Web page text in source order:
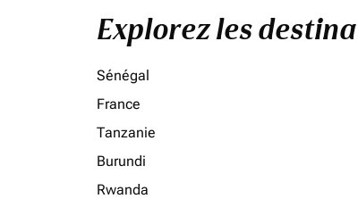
Explorez les
Sénégal
France
Tanzanie
Burundi
Rwanda